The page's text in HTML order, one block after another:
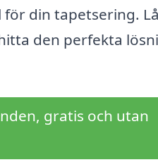
din tapetsering.
den perfekta
gratis och utan